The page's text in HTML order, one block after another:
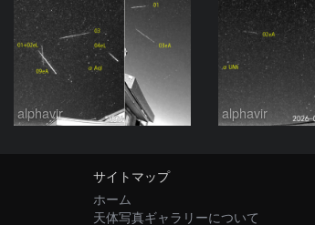
alphavir alphavir
サイトマップ
ホーム
天体写真ギャラリーについて